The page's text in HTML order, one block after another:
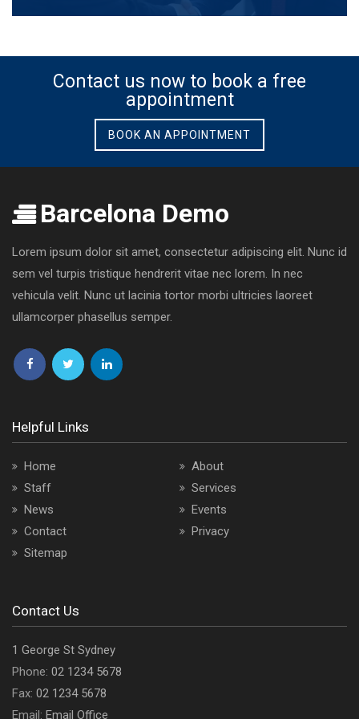
Contact us now to book a free
appointment
BOOK AN APPOINTMENT
Barcelona Demo
Lorem ipsum dolor sit amet, consectetur adipiscing elit. Nunc id
sem vel turpis tristique hendrerit vitae nec lorem. In nec
vehicula velit. Nunc ut lacinia tortor morbi ultricies laoreet
ullamcorper phasellus semper.
Follow
on
Follow
on
Follow
Helpful Links
Home
About
Staff
Services
News
Events
Contact
Privacy
Sitemap
Contact Us
Office
address
is
1 George St Sydney
Phone: Office
phone
number
02 1234 5678
Fax: Office
fax
02 1234 5678
Email: Email
Email Office